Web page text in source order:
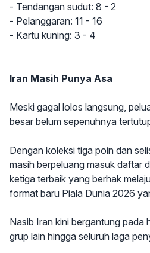
- Tendangan sudut: 8 - 2
- Pelanggaran: 11 - 16
- Kartu kuning: 3 - 4
Iran Masih Punya Asa
Meski gagal lolos langsung,
besar belum sepenuhnya
Dengan koleksi tiga poin dan
masih berpeluang masuk daftar
ketiga terbaik yang berhak
format baru Piala Dunia 2026
Nasib Iran kini bergantung pada
grup lain hingga seluruh laga